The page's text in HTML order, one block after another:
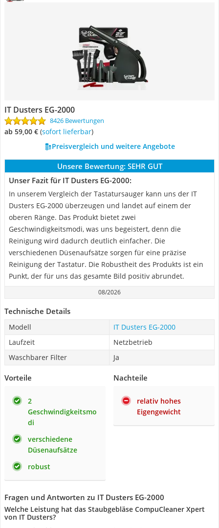
IT Dusters EG-2000
8426 Bewertungen
ab 59,00 € ( Sofort lieferbar)
Preisvergleich und weitere Angebote
Unsere Bewertung: SEHR GUT
Unser Fazit für IT Dusters EG-2000:
In unserem Vergleich der Tastatursauger kann uns der IT
Dusters EG-2000 überzeugen und landet auf einem der
oberen Ränge. Das Produkt bietet zwei
Geschwindigkeitsmodi, was uns begeistert, denn die
Reinigung wird dadurch deutlich einfacher. Die
verschiedenen Düsenaufsätze sorgen für eine präzise
Reinigung der Tastatur. Die Robustheit des Produkts ist ein
Punkt, der für uns das gesamte Bild positiv abrundet.
08/2026
Technische Details
Modell
IT Dusters EG-2000
Laufzeit
Netzbetrieb
Waschbarer Filter
Ja
Vorteile
2
Geschwindigkeitsmo
di
verschiedene
Düsenaufsätze
robust
Nachteile
relativ hohes
Eigengewicht
Fragen und Antworten zu IT Dusters EG-2000
Welche Leistung hat das Staubgebläse CompuCleaner Xpert
von IT Dusters?